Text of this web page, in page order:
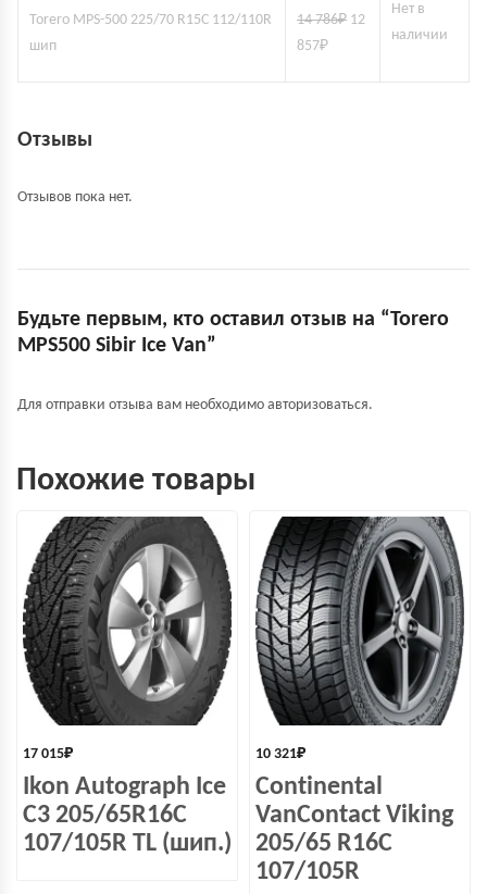
Torero MPS-500 225/70 R15C 112/110R
шип
14 786₽ 12
857₽
Нет в
наличии
Отзывы
Отзывов пока нет.
Будьте первым, кто оставил отзыв на “Torero
MPS500 Sibir Ice Van”
Для отправки отзыва вам необходимо авторизоваться.
Похожие товары
17 015₽
Ikon Autograph Ice
C3 205/65R16C
107/105R TL (шип.)
10 321₽
Continental
VanContact Viking
205/65 R16C
107/105R